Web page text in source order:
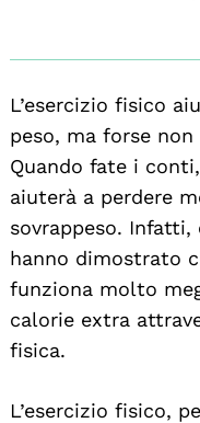
L’esercizio fisico
peso, ma forse
Quando fate i
aiuterà a perdere
sovrappeso.
hanno dimostrato
funziona molto
calorie extra
fisica.
L’esercizio fisico,